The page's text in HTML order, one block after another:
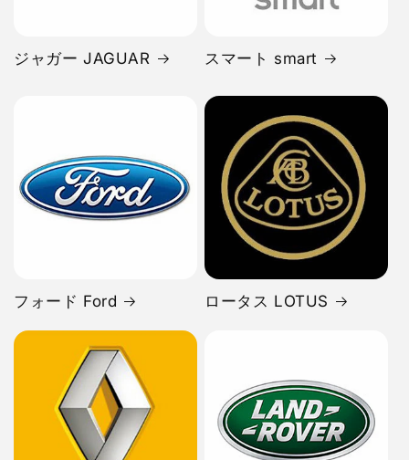
ジャガー JAGUAR スマート smart
フォード Ford ロータス LOTUS